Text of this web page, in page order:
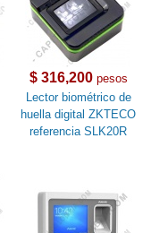
$ 316,200pesos
Lector biométrico de
huella digital ZKTECO
referencia SLK20R